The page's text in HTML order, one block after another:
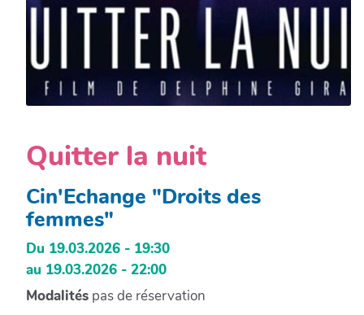
Quitter la nuit
Cin'Echange "Droits des
femmes"
Du 19.03.2026 - 19:30
au 19.03.2026 - 22:00
Modalités pas de réservation